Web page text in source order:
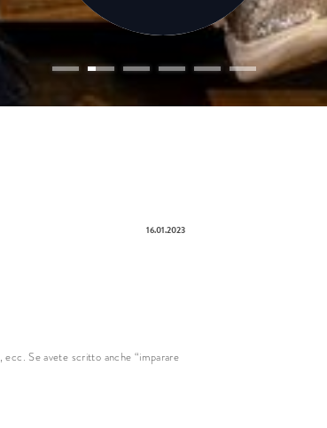
16.01.2023
, ecc. Se avete scritto anche “imparare